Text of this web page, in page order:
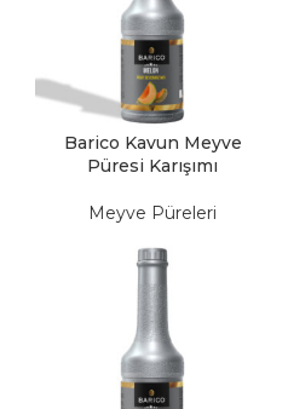
Barico Kavun Meyve
Püresi Karışımı
Meyve Püreleri